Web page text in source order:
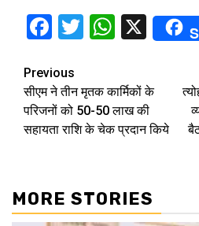
Facebook
TwitterX
Continue
Reading
Previous
सीएम ने तीन मृतक कार्मिकों के
परिजनों को 50-50 लाख की
सहायता राशि के चेक प्रदान किये
MORE STORIES